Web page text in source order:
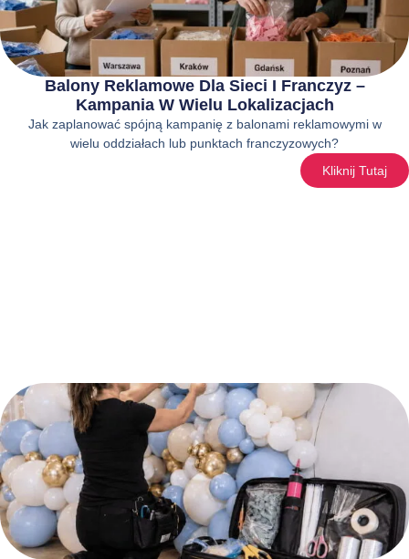
Balony Reklamowe Dla Sieci I Franczyz –
Kampania W Wielu Lokalizacjach
Jak zaplanować spójną kampanię z balonami reklamowymi w
wielu oddziałach lub punktach franczyzowych?
Kliknij Tutaj